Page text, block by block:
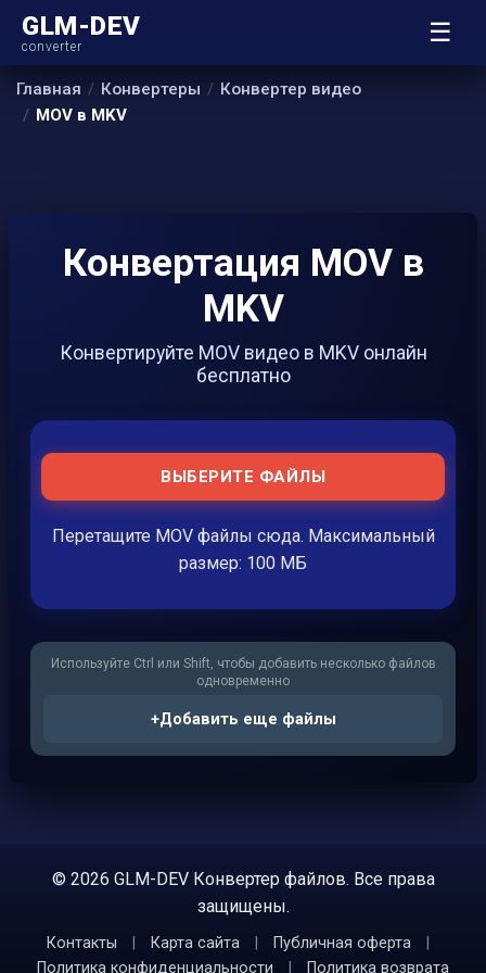
GLM-DEV
converter ☰
Главная Конвертеры
Конвертер видео
MOV в MKV
Конвертация MOV в
MKV
Конвертируйте MOV видео в MKV онлайн
бесплатно
ВЫБЕРИТЕ ФАЙЛЫ
Перетащите MOV файлы сюда. Максимальный
размер: 100 МБ
+Добавить еще файлы
Используйте Ctrl или Shift, чтобы добавить несколько файлов
одновременно
© 2026 GLM-DEV Конвертер файлов. Все права
защищены.
Контакты Карта сайта Публичная оферта
Политика конфиденциальности
Политика возврата